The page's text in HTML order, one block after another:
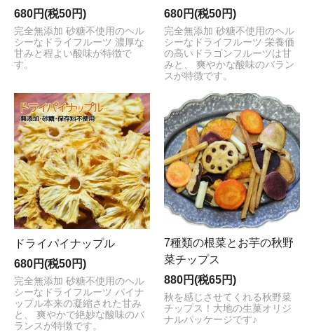
680円(税50円)
完全無添加 砂糖不使用のヘル
シーなドライフルーツ 濃厚な
甘みと程よい酸味が特徴で
す。
680円(税50円)
完全無添加 砂糖不使用のヘル
シーなドライフルーツ 栄養価
の高いドラゴンフルーツは甘
みと、 爽やかな酸味のバラン
スが特徴です。
ドライパイナップル
680円(税50円)
完全無添加 砂糖不使用のヘル
シーなドライフルーツ パイナ
ップル本来の凝縮された甘み
と、 爽やかで絶妙な酸味のバ
ランスが特徴です。
7種類の根菜とお芋の秋野
菜チップス
880円(税65円)
秋を感じさせてくれる秋野菜
チップス！大地の生菓オリジ
ナルパッケージです♪